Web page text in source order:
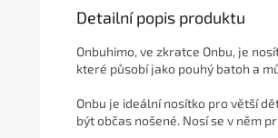
Detailní popis produktu
Onbuhimo, ve zkratce Onbu, je
které působí jako pouhý batoh a
Onbu je ideální nosítko pro větší
být občas nošené. Nosí se v něm